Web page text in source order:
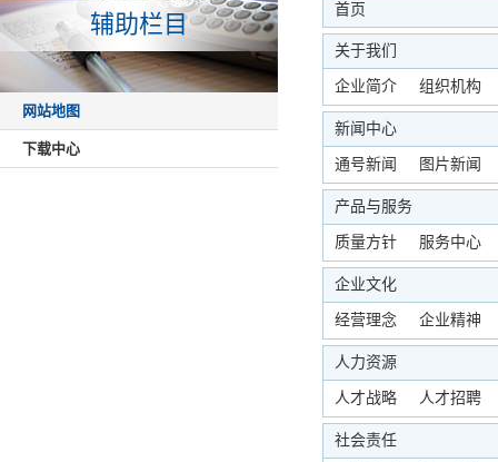
辅助栏目
网站地图
下载中心
首页
关于我们
企业简介 组织机构
新闻中心
通号新闻 图片新闻
产品与服务
质量方针 服务中心
企业文化
经营理念 企业精神
人力资源
人才战略 人才招聘
社会责任